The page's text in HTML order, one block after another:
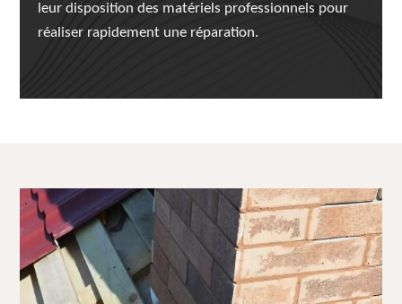
leur disposition des matériels professionnels pour
réaliser rapidement une réparation.